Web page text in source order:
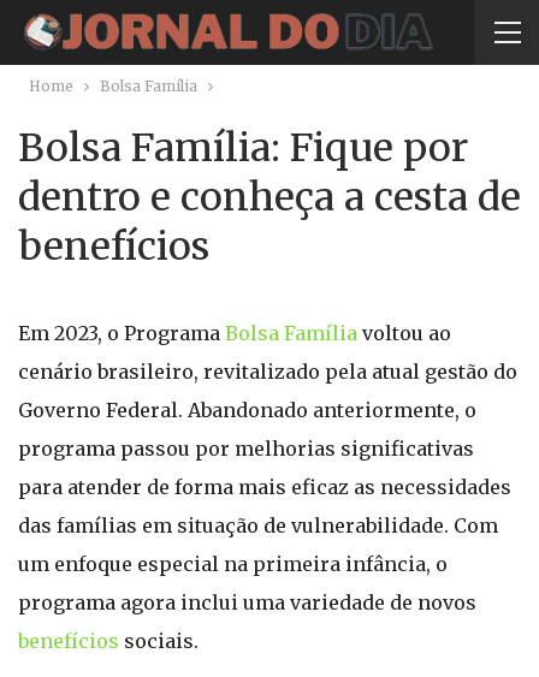
Home Bolsa Família
Bolsa Família: Fique por
dentro e conheça a cesta de
benefícios
Em 2023, o Programa Bolsa Família voltou ao
cenário brasileiro, revitalizado pela atual gestão do
Governo Federal. Abandonado anteriormente, o
programa passou por melhorias significativas
para atender de forma mais eficaz as necessidades
das famílias em situação de vulnerabilidade. Com
um enfoque especial na primeira infância, o
programa agora inclui uma variedade de novos
benefícios sociais.